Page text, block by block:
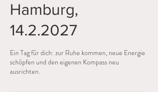
Hamburg,
14.2.2027
Ein Tag für dich: zur Ruhe kommen, neue Energie
schöpfen und den eigenen Kompass neu
ausrichten.